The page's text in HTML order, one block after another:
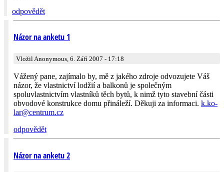
odpovědět
Názor na anketu 1
Vložil Anonymous, 6. Září 2007 - 17:18
Vážený pane, zajímalo by, mě z jakého zdroje odvozujete Váš
názor, že vlastnictví lodžií a balkonů je společným
spoluvlastnictvím vlastníků těch bytů, k nimž tyto stavební části
obvodové konstrukce domu přináleží. Děkuji za informaci. k.ko­
lar@centrum.cz
odpovědět
Názor na anketu 2